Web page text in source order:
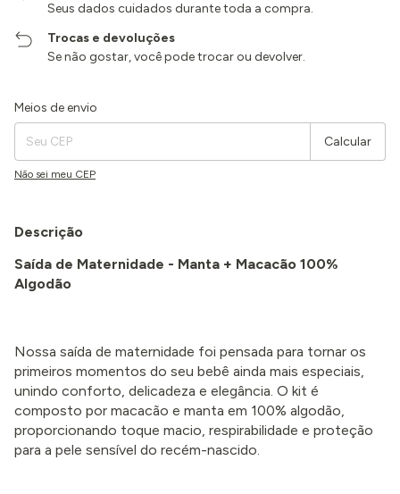
Seus dados cuidados durante toda a compra.
Trocas e devoluções
Se não gostar, você pode trocar ou devolver.
Entregas para o CEP:
Meios de envio
Calcular
Não sei meu CEP
Descrição
Saída de Maternidade - Manta + Macacão 100%
Algodão
Nossa saída de maternidade foi pensada para tornar os
primeiros momentos do seu bebê ainda mais especiais,
unindo conforto, delicadeza e elegância. O kit é
composto por macacão e manta em 100% algodão,
proporcionando toque macio, respirabilidade e proteção
para a pele sensível do recém-nascido.